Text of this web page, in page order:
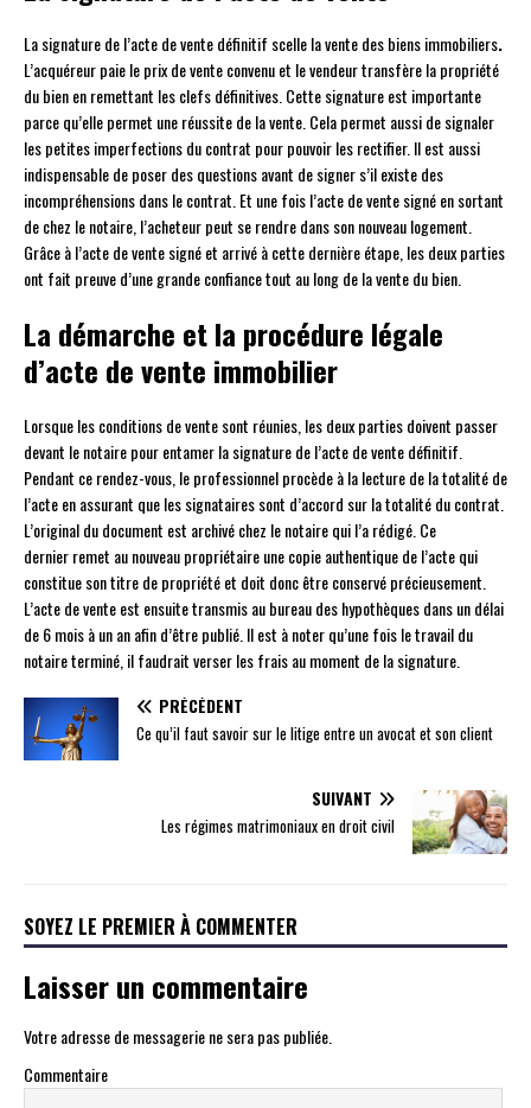
La signature de l’acte de vente définitif scelle la vente des biens immobiliers.
L’acquéreur paie le prix de vente convenu et le vendeur transfère la propriété
du bien en remettant les clefs définitives. Cette signature est importante
parce qu’elle permet une réussite de la vente. Cela permet aussi de signaler
les petites imperfections du contrat pour pouvoir les rectifier. Il est aussi
indispensable de poser des questions avant de signer s’il existe des
incompréhensions dans le contrat. Et une fois l’acte de vente signé en sortant
de chez le notaire, l’acheteur peut se rendre dans son nouveau logement.
Grâce à l’acte de vente signé et arrivé à cette dernière étape, les deux parties
ont fait preuve d’une grande confiance tout au long de la vente du bien.
La démarche et la procédure légale
d’acte de vente immobilier
Lorsque les conditions de vente sont réunies, les deux parties doivent passer
devant le notaire pour entamer la signature de l’acte de vente définitif.
Pendant ce rendez-vous, le professionnel procède à la lecture de la totalité de
l’acte en assurant que les signataires sont d’accord sur la totalité du contrat.
L’original du document est archivé chez le notaire qui l’a rédigé. Ce
dernier remet au nouveau propriétaire une copie authentique de l’acte qui
constitue son titre de propriété et doit donc être conservé précieusement.
L’acte de vente est ensuite transmis au bureau des hypothèques dans un délai
de 6 mois à un an afin d’être publié. Il est à noter qu’une fois le travail du
notaire terminé, il faudrait verser les frais au moment de la signature.
PRÉCÉDENT
Ce qu’il faut savoir sur le litige entre un avocat et son client
SUIVANT
Les régimes matrimoniaux en droit civil
SOYEZ LE PREMIER À COMMENTER
Laisser un commentaire
Votre adresse de messagerie ne sera pas publiée.
Commentaire